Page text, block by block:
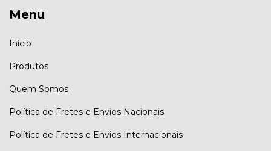
Menu
Início
Produtos
Quem Somos
Política de Fretes e Envios Nacionais
Política de Fretes e Envios Internacionais